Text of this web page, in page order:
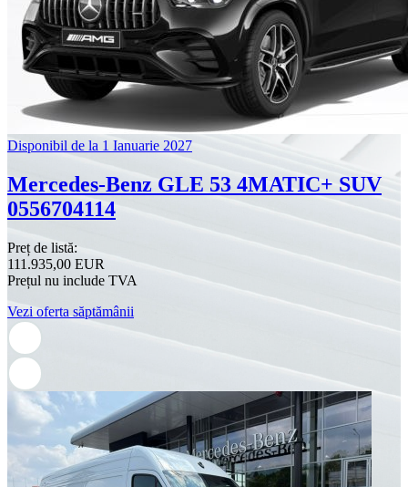
Disponibil de la 1 Ianuarie 2027
Mercedes-Benz GLE 53 4MATIC+ SUV
0556704114
Preț de listă:
111.935,00 EUR
Prețul nu include TVA
Vezi oferta săptămânii